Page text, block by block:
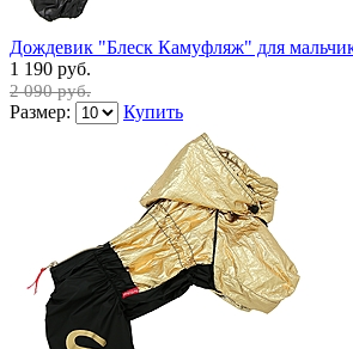
Дождевик "Блеск Камуфляж" для
1 190 руб.
2 090 руб.
Размер: Купить